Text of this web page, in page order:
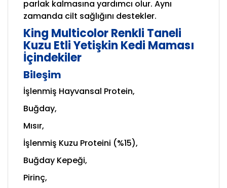
parlak kalmasına yardımcı olur. Aynı
zamanda cilt sağlığını destekler.
King Multicolor Renkli Taneli
Kuzu Etli Yetişkin Kedi Maması
İçindekiler
Bileşim
İşlenmiş Hayvansal Protein,
Buğday,
Mısır,
İşlenmiş Kuzu Proteini (%15),
Buğday Kepeği,
Pirinç,